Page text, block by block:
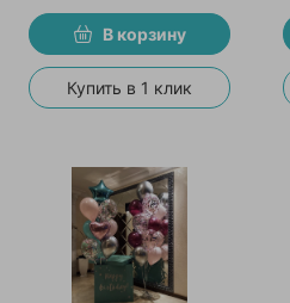
В корзину
Купить в 1 клик